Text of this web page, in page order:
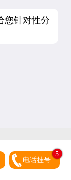
您针对性分
电话挂号
5